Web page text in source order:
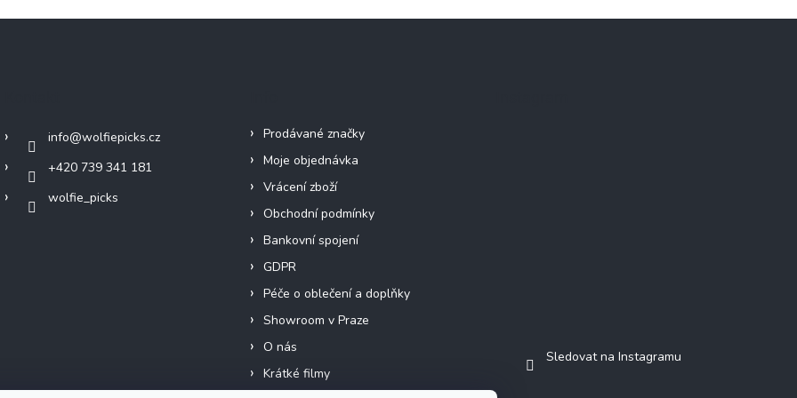
info@wolfiepicks.cz
+420 739 341 181
wolfie_picks
Prodávané značky
Moje objednávka
Vrácení zboží
Obchodní podmínky
Bankovní spojení
GDPR
Péče o oblečení a doplňky
Showroom v Praze
O nás
Krátké filmy
Sledovat na Instagramu